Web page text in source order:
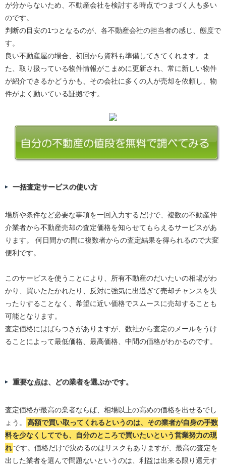
が分からないため、不動産会社を検討する時点でつまづく人も多い
のです。
判断の目安の1つとなるのが、各不動産会社の担当者の感じ、態度で
す。
良い不動産屋の場合、初回から資料も準備してきてくれます。ま
た、取り扱っている物件情報がこまめに更新され、常に新しい物件
が紹介できるかどうかも、その会社に多くの人が売却を依頼し、物
件がよく動いている証拠です。
一括査定サービスの使い方
場所や条件など必要な事項を一回入力するだけで、複数の不動産仲
介業者から不動産売却の査定価格を知らせてもらえるサービスがあ
ります。 何日間かの間に複数者からの査定結果を得られるので大変
便利です。
このサービスを使うことにより、所有不動産のだいたいの相場がわ
かり、買いたたかれたり、反対に強気に出過ぎて売却チャンスを失
ったりすることなく、希望に近い価格でスムースに売却することも
可能となります。
査定価格にはばらつきがありますが、数社から査定のメールをうけ
ることによって最低価格、最高価格、中間の価格がわかるのです。
重要な点は、どの業者を選ぶかです。
査定価格が最高の業者ならば、相場以上の高めの価格を出せるでし
ょう。
高額で買い取ってくれるというのは、その業者が自身の手数
料を少なくしてでも、自分のところで買いたいという営業努力の現
れです。価格だけで決めるのはリスクもありますが、最高の査定を
出した業者を選んで問題ないというのは、利益は出来る限り還元す